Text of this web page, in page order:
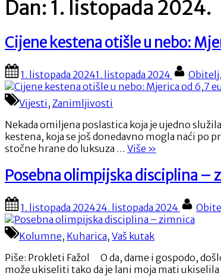
Dan: 1. listopada 2024.
Cijene kestena otišle u nebo:
Posted
on
1. listopada 20241. listopada 2024 By
Vijesti , Zanimljivosti
Nekada omiljena poslastica koja je ujedno
kestena, koja se još donedavno mogla naći po
stočne hrane do luksuza … Više “Cijene
otišle
u
Mjerica
od
6,7
eura
postala
luksuz”
»
Posebna olimpijska disciplina –
Posted
on
1. listopada 202424. listopada 2024 By
Kolumne, Kuharica, Vaš kutak
Piše: Prokleti Fažol O da, dame i gospodo,
može ukiseliti tako da je lani moja mati